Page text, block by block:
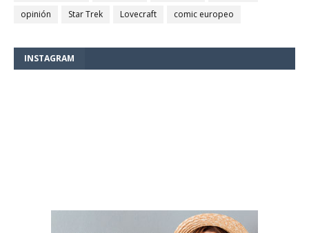
opinión
Star Trek Lovecraft comic europeo
INSTAGRAM